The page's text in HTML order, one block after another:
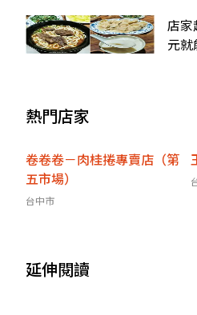
店家
元
熱門店家
卷卷卷－肉桂捲專賣店（第
五市場）
台中市
延伸閱讀